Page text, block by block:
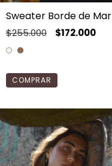
Sweater Borde de Mar
$255.000 $172.000
COMPRAR